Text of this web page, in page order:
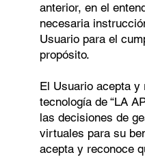
anterior, en el
necesaria
Usuario para el
propósito.
El Usuario acepta y
tecnología de “LA
las decisiones de
virtuales para su
acepta y reconoce